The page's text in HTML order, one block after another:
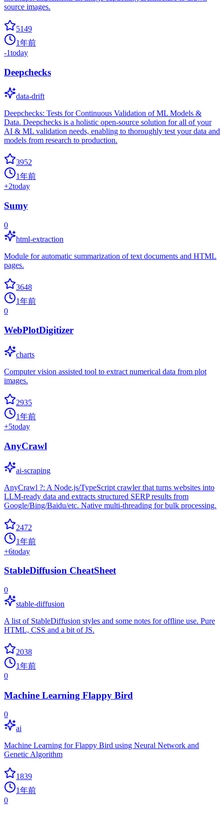
source images.
5149
1年前
-1today
Deepchecks
data-drift
Deepchecks: Tests for Continuous Validation of ML Models &
Data. Deepchecks is a holistic open-source solution for all of your
AI & ML validation needs, enabling to thoroughly test your data and
models from research to production.
3952
1年前
+2today
Sumy
0
html-extraction
Module for automatic summarization of text documents and HTML
pages.
3648
1年前
0
WebPlotDigitizer
charts
Computer vision assisted tool to extract numerical data from plot
images.
2935
1年前
+5today
AnyCrawl
ai-scraping
AnyCrawl ?: A Node.js/TypeScript crawler that turns websites into
LLM-ready data and extracts structured SERP results from
Google/Bing/Baidu/etc. Native multi-threading for bulk processing.
2472
1年前
+6today
StableDiffusion CheatSheet
0
stable-diffusion
A list of StableDiffusion styles and some notes for offline use. Pure
HTML, CSS and a bit of JS.
2038
1年前
0
Machine Learning Flappy Bird
0
ai
Machine Learning for Flappy Bird using Neural Network and
Genetic Algorithm
1839
1年前
0